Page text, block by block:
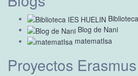
Blog de Nani
matematIsa
Proyectos Erasmus